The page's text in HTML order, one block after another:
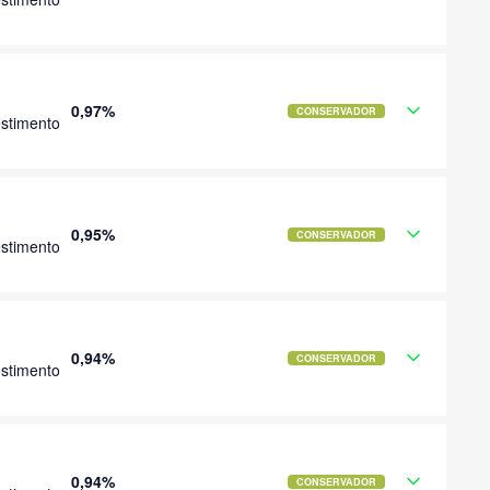
0,97% CONSERVADOR
0,95% CONSERVADOR
0,94% CONSERVADOR
0,94% CONSERVADOR